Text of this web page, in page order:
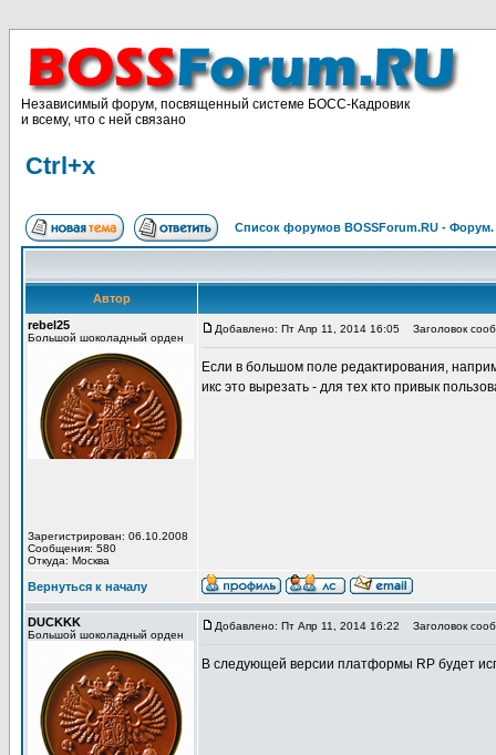
Независимый форум, посвященный системе БОСС-Кадровик
и всему, что с ней связано
Ctrl+x
Список форумов BOSSForum.RU -
Автор
rebel25
Большой шоколадный орден
Зарегистрирован: 06.10.2008
Сообщения: 580
Откуда: Москва
Добавлено: Пт Апр 11, 2014 16:05 Заголовок
Если в большом поле редактирования,
икс это вырезать - для тех кто привык
Вернуться к началу
DUCKKK
Большой шоколадный орден
Добавлено: Пт Апр 11, 2014 16:22 Заголовок
В следующей версии платформы RP будет